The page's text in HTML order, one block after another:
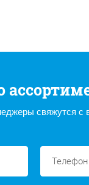
свяжутся с